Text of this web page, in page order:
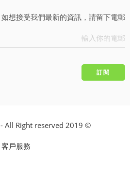
如想接受我們最新的資訊，請留下電郵
© 2019
- All Right reserved!
客戶服務